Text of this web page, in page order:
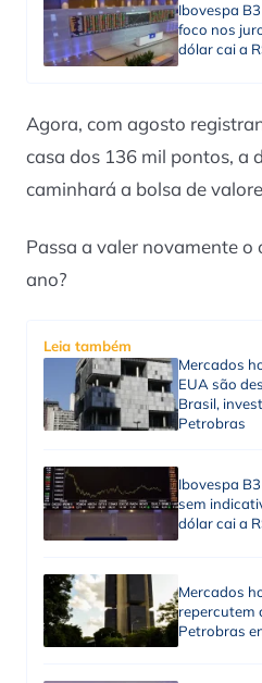
Ibovespa
foco nos
dólar cai a
Agora, com agosto
casa dos 136 mil pontos, a
caminhará a bolsa de
Passa a valer novamente
ano?
Leia também
Mercados
EUA são
Brasil,
Petrobras
Ibovespa
sem
dólar cai a
Mercados
repercutem
Petrobras